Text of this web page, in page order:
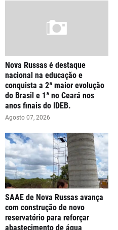
Nova Russas é destaque
nacional na educação e
conquista a 2ª maior evolução
do Brasil e 1ª no Ceará nos
anos finais do IDEB.
Agosto 07, 2026
SAAE de Nova Russas avança
com construção de novo
reservatório para reforçar
abastecimento de água